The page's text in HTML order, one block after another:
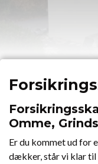
Omme,
Er du kommet ud for
dækker, står vi klar til